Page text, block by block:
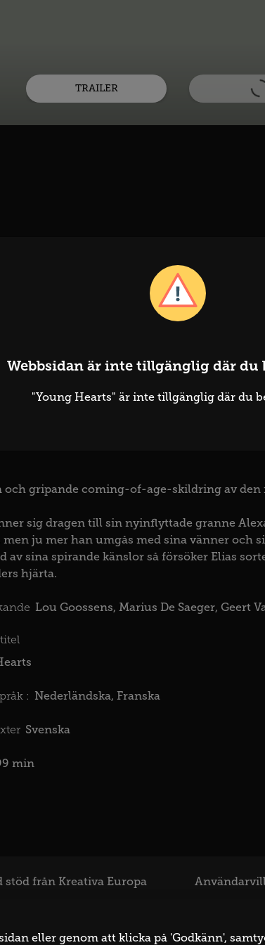
Webbsidan är inte tillgänglig där du
"Young Hearts" är inte tillgänglig där du
TRAILER
Hearts
och gripande coming-of-age-skildring av
sig dragen till sin nyinflyttade granne
men ju mer han umgås med sina vänner och
av sina spirande känslor så försöker Elias
hjärta.
Lou Goossens Marius De Saeger Geert
: Nederländska Franska
Svenska
min
stöd från Kreativa Europa
eller genom att klicka på 'Godkänn',